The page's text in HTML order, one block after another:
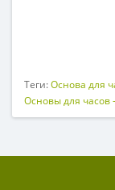
Теги:Основа для
Основы для часов